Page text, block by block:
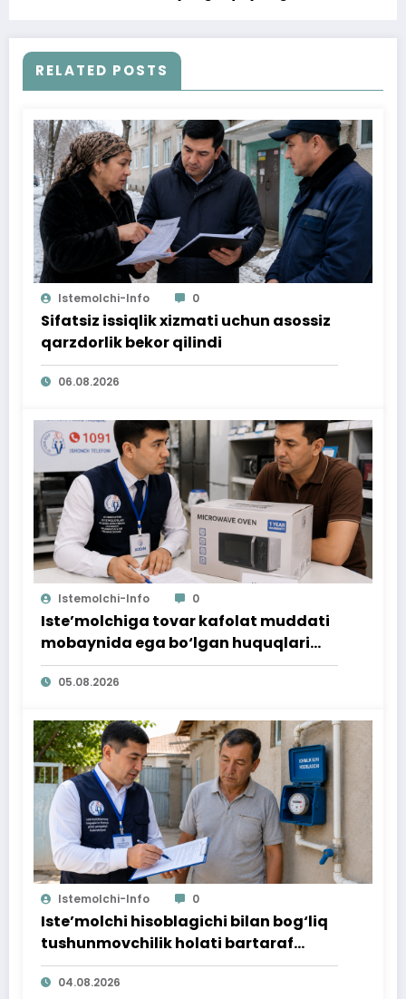
RELATED POSTS
Istemolchi-Info 0
Sifatsiz issiqlik xizmati uchun asossiz
qarzdorlik bekor qilindi
06.08.2026
Istemolchi-Info 0
Iste’molchiga tovar kafolat muddati
mobaynida ega bo‘lgan huquqlari
ta’minlab berildi
05.08.2026
Istemolchi-Info 0
Iste’molchi hisoblagichi bilan bog‘liq
tushunmovchilik holati bartaraf
qilindi
04.08.2026